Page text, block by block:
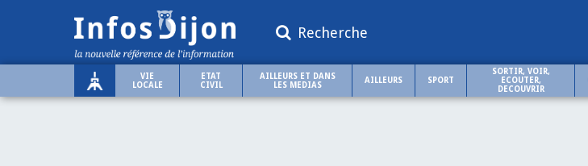
Recherche
VIE
LOCALE
ETAT
CIVIL
AILLEURS ET DANS
LES MEDIAS
AILLEURS SPORT
SORTIR, VOIR,
ECOUTER,
DECOUVRIR